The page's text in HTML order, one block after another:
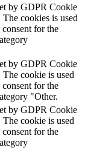
by GDPR Cookie
cookies is used
consent for the
by GDPR Cookie
cookie is used
consent for the
"Other.
by GDPR Cookie
cookie is used
consent for the